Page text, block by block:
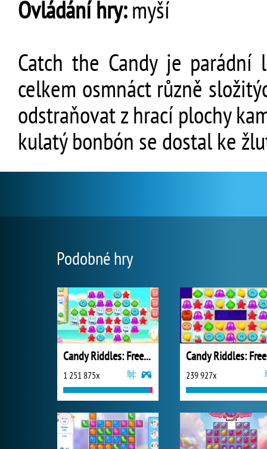
Ovládání hry:myší
Catch the Candy je
celkem osmnáct různě
odstraňovat z hrací plochy
kulatý bonbón se dostal ke
Podobné hry
Candy Riddles: Free Match 3 Puzzle
1 251 875x 239 927x